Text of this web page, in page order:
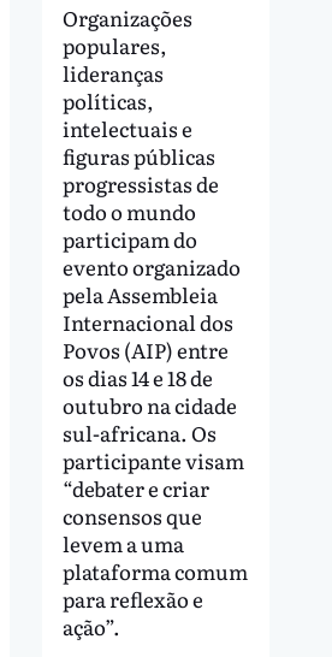
Organizações
populares,
lideranças
políticas,
intelectuais e
figuras públicas
progressistas de
todo o mundo
participam do
evento organizado
pela Assembleia
Internacional dos
Povos (AIP) entre
os dias 14 e 18 de
outubro na cidade
sul-africana. Os
participante visam
“debater e criar
consensos que
levem a uma
plataforma comum
para reflexão e
ação”.